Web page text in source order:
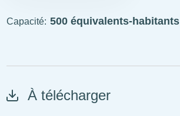
visitable
Capacité 500 équivalents-habitants
À télécharger